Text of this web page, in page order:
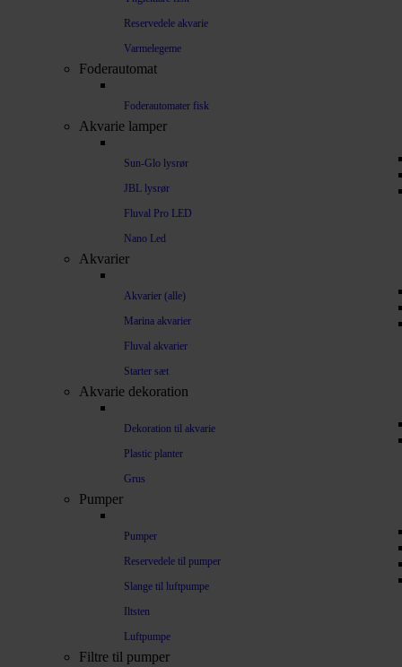
Reservedele akvarie
Varmelegeme
Foderautomat
Foderautomater fisk
Akvarie lamper
Sun-Glo lysrør
JBL lysrør
Fluval Pro LED
Nano Led
Akvarier
Akvarier (alle)
Marina akvarier
Fluval akvarier
Starter sæt
Akvarie dekoration
Dekoration til akvarie
Plastic planter
Grus
Pumper
Pumper
Reservedele til pumper
Slange til luftpumpe
Iltsten
Luftpumpe
Filtre til pumper